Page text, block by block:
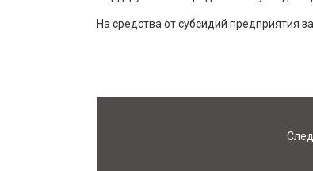
На средства от субсидий предприятия